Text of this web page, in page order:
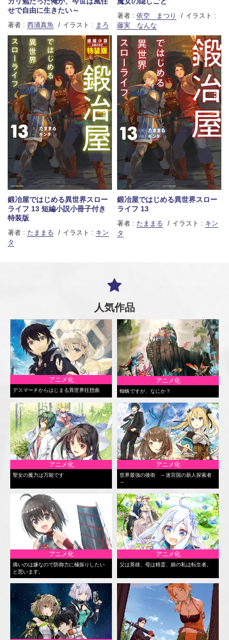
せで自由に生きたい～
著者 : 西浦真魚 イラスト : まろ
著者 : 依空 まつり
イラスト :
藤実 なんな
鍛冶屋ではじめる異世界スロー
ライフ 13 短編小説小冊子付き
特装版
著者 : たままる イラスト : キン
タ
鍛冶屋ではじめる異世界スロー
ライフ 13
著者 : たままる イラスト : キン
タ
人気作品
アニメ化
デスマーチからはじまる異世界狂想曲
アニメ化
蜘蛛ですが、なにか？
アニメ化
聖女の魔力は万能です
アニメ化
世界最強の後衛 ～迷宮国の新人探索者
～
アニメ化
痛いのは嫌なので防御力に極振りしたい
と思います。
アニメ化
父は英雄、母は精霊、娘の私は転生者。